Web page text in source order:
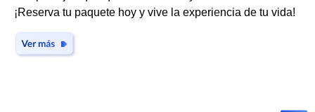
¡Reserva tu paquete hoy y vive la experiencia de tu vida!